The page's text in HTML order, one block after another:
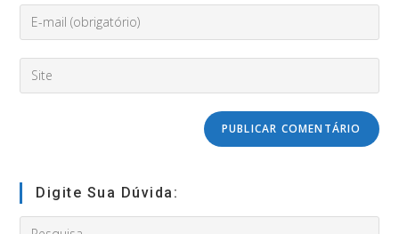
ou
nome
de
usuário
para
your
address
to
(opcional)
Digite Sua Dúvida: